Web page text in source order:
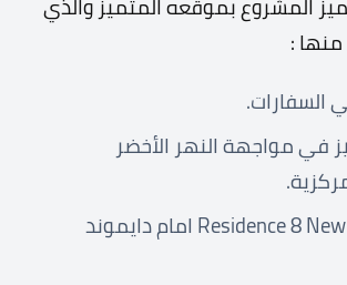
:
السفارات.
في مواجهة النهر الأخضر
يقع Residence 8 New Capital امام دايموند